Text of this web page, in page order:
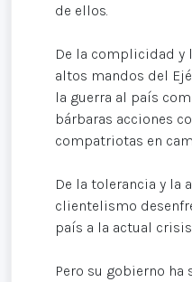
de ellos.
De la complicidad y
altos mandos del
la guerra al país
bárbaras acciones
compatriotas en
De la tolerancia y la
clientelismo
país a la actual
Pero su gobierno ha